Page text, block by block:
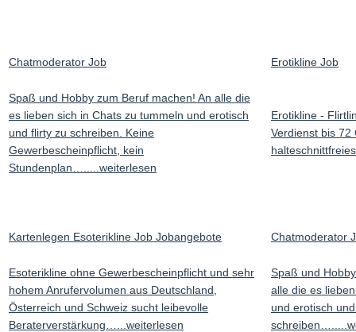
Chatmoderator Job Erotikline Job
Spaß und Hobby zum Beruf machen! An alle die
es lieben sich in Chats zu tummeln und erotisch
und flirty zu schreiben. Keine
Gewerbescheinpflicht, kein
Stundenplan….....weiterlesen
Erotikline -
Verdienst bis 72
Kartenlegen Esoterikline Job Jobangebote Chatmoderator
Esoterikline ohne Gewerbescheinpflicht und sehr
hohem Anrufervolumen aus Deutschland,
Österreich und Schweiz sucht leibevolle
Beraterverstärkung…...weiterlesen
Spaß und
alle die es
und erotisch